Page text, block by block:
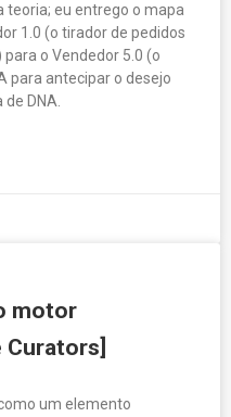
teoria; eu entrego o mapa
1.0 (o tirador de pedidos
o Vendedor 5.0 (o
para antecipar o desejo
DNA.
motor
um elemento